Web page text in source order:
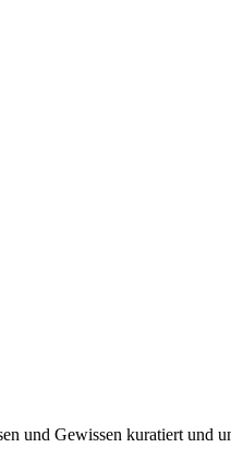
und Gewissen kuratiert